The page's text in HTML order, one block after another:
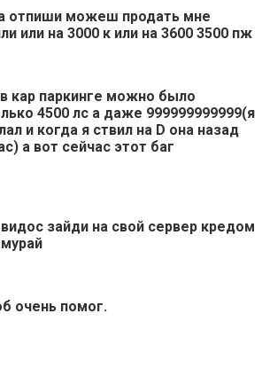
отпиши можеш продать мне
или на 3000 к или на 3600 3500 пж
кар паркинге можно было
4500 лс а даже 999999999999(я
и когда я ствил на D она назад
а вот сейчас этот баг
зайди на свой сервер кредом
очень помог.